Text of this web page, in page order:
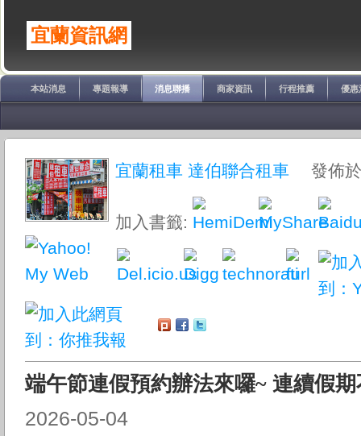
宜蘭資訊網
本站消息 專題報導 消息聯播 商家資訊 行程推薦 優惠
宜蘭租車 達伯聯合租車 發佈
加入書籤:
端午節連假預約辦法來囉~ 連續假
2026-05-04